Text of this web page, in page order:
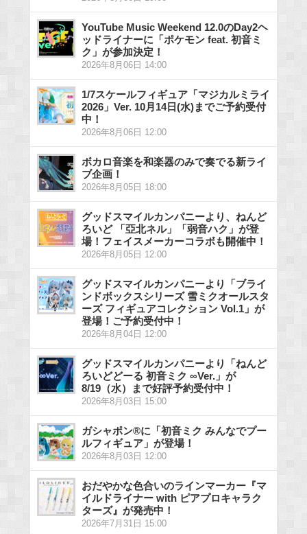
YouTube Music Weekend 12.0のDay2ヘ
ッドライナーに「ポケモン feat. 初音ミ
ク」が参加決定！
2026年8月06日 14:00
1/7スケールフィギュア「マジカルミライ
2026」Ver. 10月14日(水)までご予約受付
中！
2026年8月06日 12:00
ボカロ音楽を和楽器のみで奏でる新ライ
ブ企画！
2026年8月05日 18:00
グッドスマイルカンパニーより、ねんど
ろいど 「亞北ネル」「弱音ハク」が登
場！フェイスメーカーコラボも開催中！
2026年8月05日 12:00
グッドスマイルカンパニーより「ブライ
ンドボックスシリーズ 雪ミクオールスタ
ーズ フィギュアコレクション Vol.1」が
登場！ご予約受付中！
2026年8月04日 12:00
グッドスマイルカンパニーより「ねんど
ろいどどーる 初音ミク ∞Ver.」が
8/19（水）まで好評予約受付中！
2026年8月03日 15:00
ガシャポン®に「初音ミク みんなでプー
ルフィギュア」が登場！
2026年8月03日 12:00
おだやかな色合いのラインマーカー『マ
イルドライナー with ピアプロキャラク
ターズ』が発売中！
2026年7月31日 15:00